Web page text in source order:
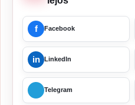
f Facebook
in LinkedIn
Telegram